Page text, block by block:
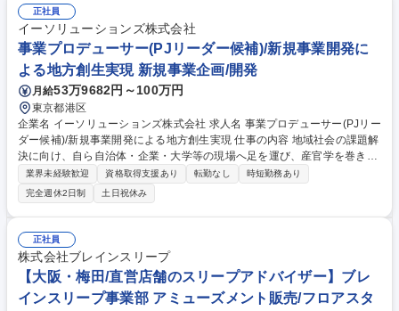
アップ向け:シードアクセラレーターとベンチャーキャピタル■その他：海
外市場展開支援、INDEE Singaporeを活用した海外展開の 体制づくりな
ど 募集職種 ※未経験可【新規事業開発コンサルタント】スタートアップ
支援
正社員
イーソリューションズ株式会社
事業プロデューサー(PJリーダー候補)/新規事業開発に
よる地方創生実現 新規事業企画/開発
月給53万9682円～100万円
東京都港区
企業名 イーソリューションズ株式会社 求人名 事業プロデューサー(PJリー
ダー候補)/新規事業開発による地方創生実現 仕事の内容 地域社会の課題解
決に向け、自ら自治体・企業・大学等の現場へ足を運び、産官学を巻き込
むフロントプレイヤーとして新規事業の立ち上げから実装までを推進しま
す。 【詳細】 ■地方都市が抱える課題の現場ヒアリングと本質的ニーズの
抽出 ■自治体首長、地方大学教授、大企業担当者への直接提案と合意形成
■陸上養殖、資源循環、地域医療等の現場における実証実験の泥臭い主導
■プロジェクト推進を阻むボトルネック（規制や利害関係）の自らの手で
の解消 ■事業化に向けた現場オペレーションの構築と実行管理 募集職種
事業プロデューサー(PJリーダー候補)/新規事業開発による地方創生実現
業界未経験歓迎 資格取得支援あり 転勤なし
時短勤務あり
完全週休2日制
土日祝休み
正社員
株式会社ブレインスリープ
【大阪・梅田/直営店舗のスリープアドバイザー】ブレ
インスリープ事業部 アミューズメント販売/フロアスタ